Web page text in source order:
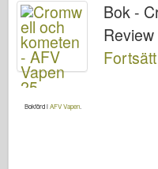
Bok -
Bokförd iAFV Vapen